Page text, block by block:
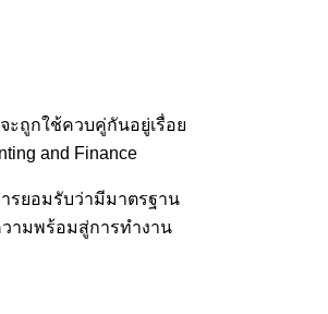
ะถูกใช้ควบคู่กันอยู่เรื่อย
and Finance
ารยอมรับว่ามีมาตรฐาน
วามพร้อมสู่การทำงาน